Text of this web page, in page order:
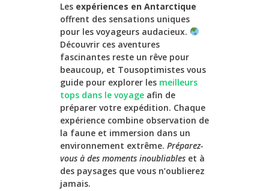
Les expériences en Antarctique
offrent des sensations uniques
pour les voyageurs audacieux.
Découvrir ces aventures
fascinantes reste un rêve pour
beaucoup, et Tousoptimistes vous
guide pour explorer les meilleurs
tops dans le voyage afin de
préparer votre expédition. Chaque
expérience combine observation de
la faune et immersion dans un
environnement extrême. Préparez-
vous à des moments inoubliables et à
des paysages que vous n’oublierez
jamais.